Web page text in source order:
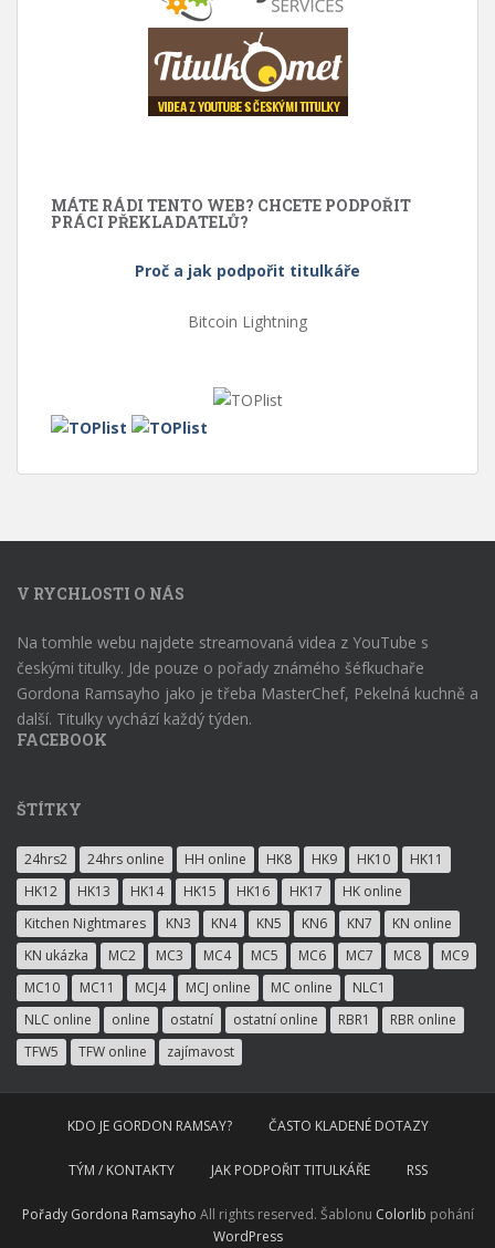
MÁTE RÁDI TENTO WEB? CHCETE PODPOŘIT
PRÁCI PŘEKLADATELŮ?
Proč a jak podpořit titulkáře
Bitcoin Lightning
V RYCHLOSTI O NÁS
Na tomhle webu najdete streamovaná videa z YouTube s
českými titulky. Jde pouze o pořady známého šéfkuchaře
Gordona Ramsayho jako je třeba MasterChef, Pekelná kuchně a
další. Titulky vychází každý týden.
FACEBOOK
ŠTÍTKY
24hrs2 24hrs online HH online HK8 HK9 HK10
HK11
HK12
HK13 HK14 HK15 HK16 HK17
HK online
Kitchen Nightmares
KN3 KN4 KN5 KN6 KN7
KN online
KN ukázka
MC2 MC3 MC4 MC5 MC6 MC7 MC8
MC9
MC10
MC11 MCJ4 MCJ online MC online
NLC1
NLC online
online ostatní ostatní online RBR1
RBR online
TFW5
TFW online zajímavost
KDO JE GORDON RAMSAY? ČASTO KLADENÉ DOTAZY
TÝM / KONTAKTY JAK PODPOŘIT TITULKÁŘE RSS
Pořady Gordona Ramsayho All rights reserved. Šablonu Colorlib pohání
WordPress